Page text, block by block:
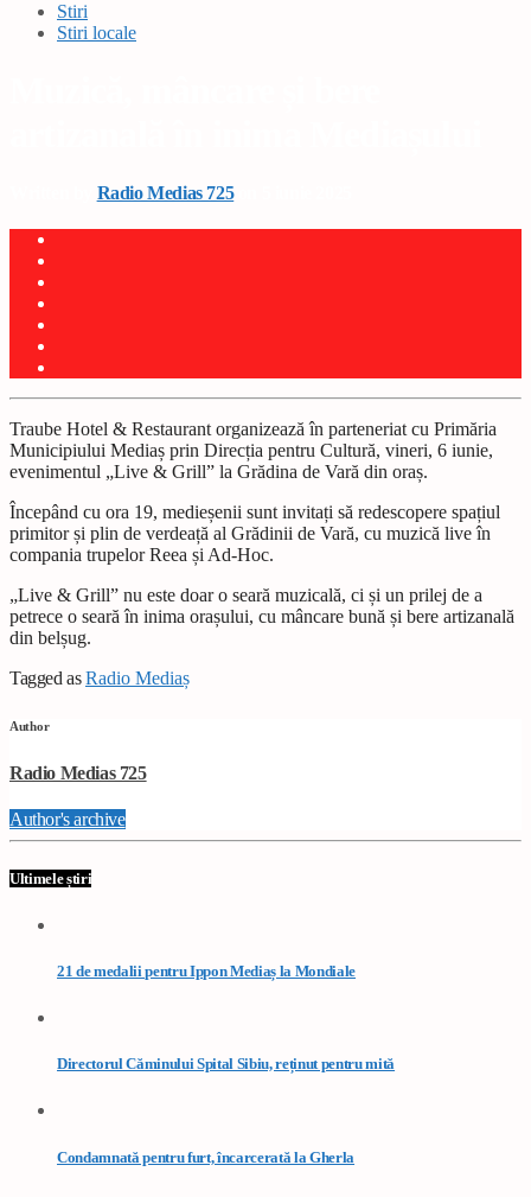
Stiri
Stiri locale
Radio Medias 725on 5 iunie 2025
Traube Hotel & Restaurant organizează în parteneriat cu Primăria
Municipiului Mediaș prin Direcția pentru Cultură, vineri, 6 iunie,
evenimentul „Live & Grill” la Grădina de Vară din oraș.
Începând cu ora 19, medieșenii sunt invitați să redescopere spațiul
primitor și plin de verdeață al Grădinii de Vară, cu muzică live în
compania trupelor Reea și Ad-Hoc.
„Live & Grill” nu este doar o seară muzicală, ci și un prilej de a
petrece o seară în inima orașului, cu mâncare bună și bere artizanală
din belșug.
Tagged asRadio Mediaș
Author
Radio Medias 725
Author's archive
Ultimele știri
21 de medalii pentru Ippon Mediaș la Mondiale
Directorul Căminului Spital Sibiu, reținut pentru mită
Condamnată pentru furt, încarcerată la Gherla